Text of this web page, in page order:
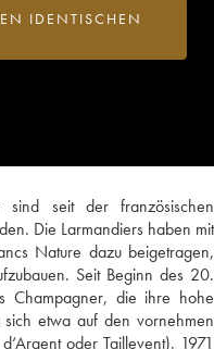
seit der französischen
Die Larmandiers haben mit
Nature dazu beigetragen,
Seit Beginn des 20.
Champagner, die ihre hohe
etwa auf den vornehmen
oder Taillevent). 1971
IDENTISCHEN